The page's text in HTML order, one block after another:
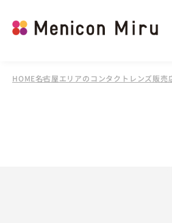
HOME名古屋エリアのコンタクトレンズ販売